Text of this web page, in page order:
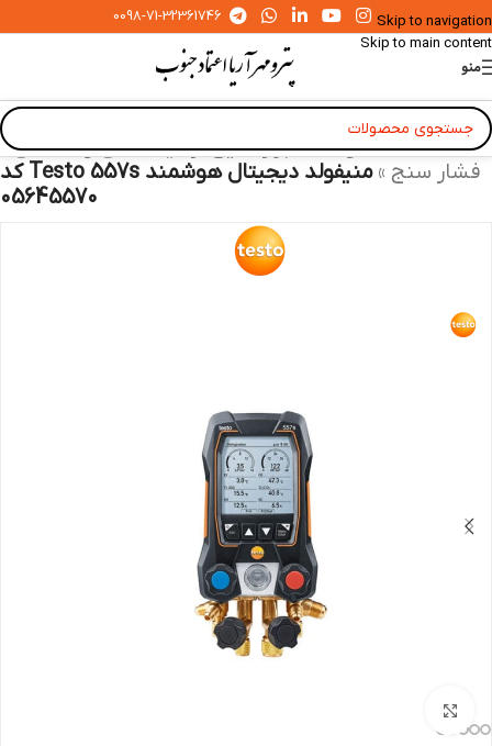
Skip to navigation
Skip to main content
0098-71-32361746
منو
خانه»محصولات»ابزار دقیق آزمایشگاهی و صنعتی»
فشار سنج »
منیفولد دیجیتال هوشمند Testo 557s کد
05645570